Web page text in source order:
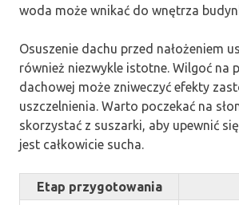
woda może wnikać do wnętrza
Osuszenie dachu przed nałożeniem
również niezwykle istotne. Wilgoć na
dachowej może zniweczyć efekty
uszczelnienia. Warto poczekać na
skorzystać z suszarki, aby upewnić
jest całkowicie sucha.
Etap przygotowania